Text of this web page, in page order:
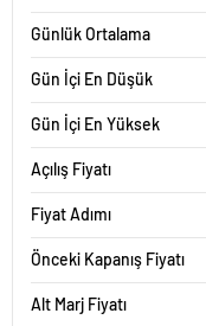
Günlük Ortalama
Gün İçi En Düşük
Gün İçi En Yüksek
Açılış Fiyatı
Fiyat Adımı
Önceki Kapanış Fiyatı
Alt Marj Fiyatı